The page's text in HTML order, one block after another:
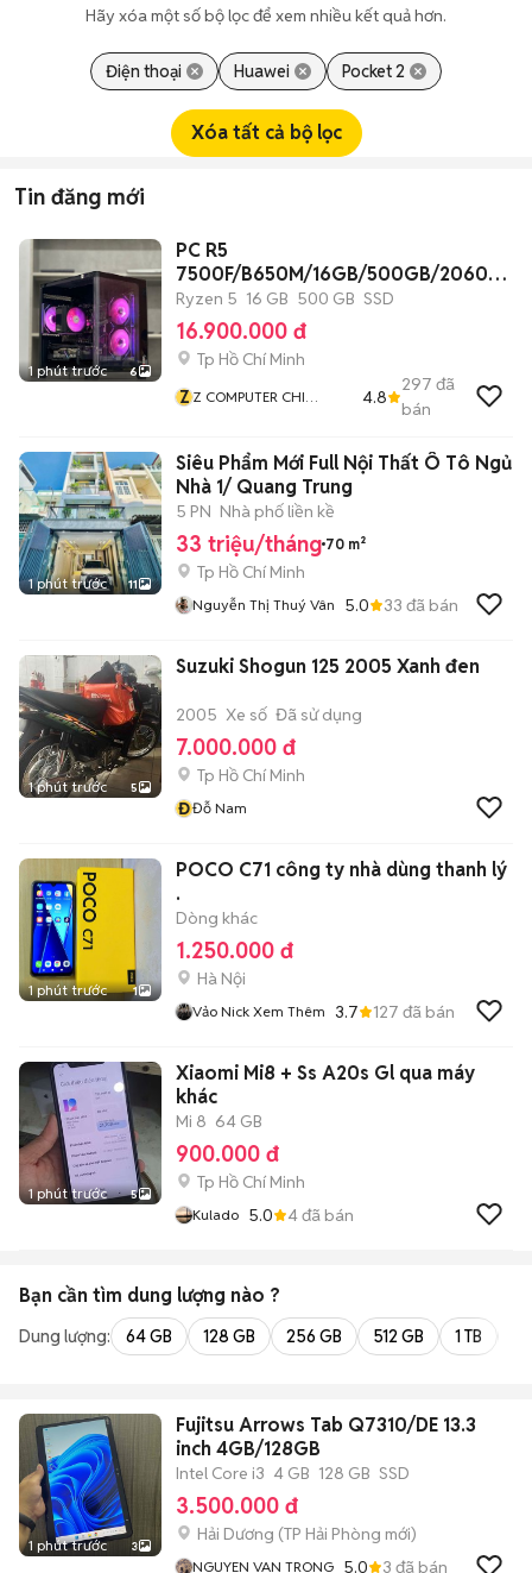
Hãy xóa một số bộ lọc để xem nhiều kết quả hơn.
Điện thoại Huawei Pocket 2
Xóa tất cả bộ lọc
Tin đăng mới
1 phút trước 6
PC R5
7500F/B650M/16GB/500GB/2060S
6G/550W/CASE
Ryzen 5 16 GB 500 GB SSD
16.900.000 đ
Tp Hồ Chí Minh
ZZ COMPUTER CHI
4.8
297 đã
bán
1 phút trước 11
Siêu Phẩm Mới Full Nội Thất Ô Tô Ngủ
Nhà 1/ Quang Trung
5 PN Nhà phố liền kề
33 triệu/tháng 70 m²
Tp Hồ Chí Minh
Nguyễn Thị Thuý Vân 5.0 33 đã bán
1 phút trước 5
Suzuki Shogun 125 2005 Xanh đen
2005 Xe số Đã sử dụng
7.000.000 đ
Tp Hồ Chí Minh
ĐĐỗ Nam
1 phút trước 1
POCO C71 công ty nhà dùng thanh lý
.
Dòng khác
1.250.000 đ
Hà Nội
Vảo Nick Xem Thêm 3.7 127 đã bán
1 phút trước 5
Xiaomi Mi8 + Ss A20s Gl qua máy
khác
Mi 8 64 GB
900.000 đ
Tp Hồ Chí Minh
Kulado 5.0 4đã bán
Bạn cần tìm dung lượng nào ?
Dung lượng: 64 GB 128 GB 256 GB 512 GB 1 TB
1 phút trước 3
Fujitsu Arrows Tab Q7310/DE 13.3
inch 4GB/128GB
Intel Core i3 4 GB 128 GB SSD
3.500.000 đ
Hải Dương (TP Hải Phòng mới)
NGUYEN VAN TRONG 5.0 3 đã bán